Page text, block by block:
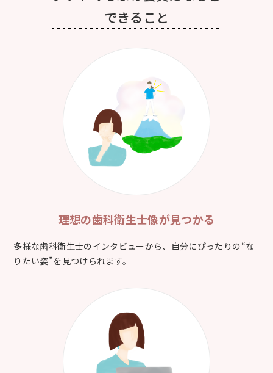
できること
理想の歯科衛生士像が見つかる
多様な歯科衛生士のインタビューから、自分にぴったりの“な
りたい姿”を見つけられます。